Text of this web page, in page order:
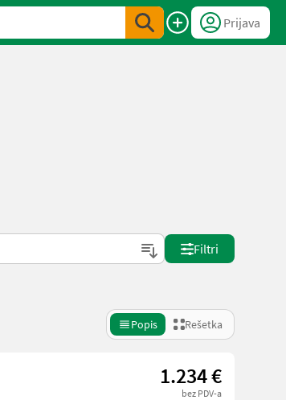
Prijava
Filtri
Popis Rešetka
1.234 €
bez PDV-a